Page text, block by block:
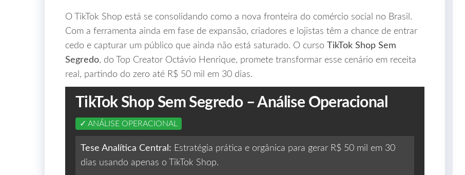
O TikTok Shop está se consolidando como a nova fronteira do comércio social no Brasil.
Com a ferramenta ainda em fase de expansão, criadores e lojistas têm a chance de entrar
cedo e capturar um público que ainda não está saturado. O curso TikTok Shop Sem
Segredo, do Top Creator Octávio Henrique, promete transformar esse cenário em receita
real, partindo do zero até R$ 50 mil em 30 dias.
TikTok Shop Sem Segredo – Análise Operacional
✓ ANÁLISE OPERACIONAL
Tese Analítica Central: Estratégia prática e orgânica para gerar R$ 50 mil em 30
dias usando apenas o TikTok Shop.